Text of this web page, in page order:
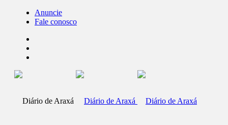
Anuncie
Fale conosco